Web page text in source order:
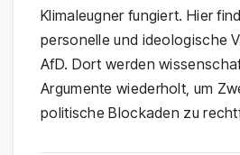
Klimaleugner fungiert. Hier
personelle und ideologische
AfD. Dort werden
Argumente wiederholt, um
politische Blockaden zu